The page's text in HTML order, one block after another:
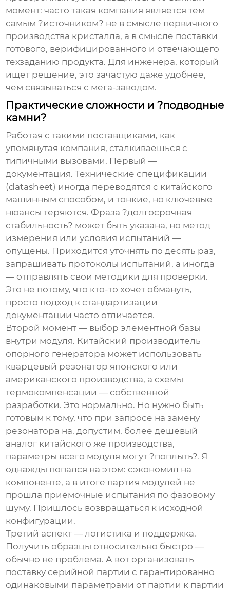
момент: часто такая компания является тем
самым ?источником? не в смысле первичного
производства кристалла, а в смысле поставки
готового, верифицированного и отвечающего
техзаданию продукта. Для инженера, который
ищет решение, это зачастую даже удобнее,
чем связываться с мега-заводом.
Практические сложности и ?подводные
камни?
Работая с такими поставщиками, как
упомянутая компания, сталкиваешься с
типичными вызовами. Первый —
документация. Технические спецификации
(datasheet) иногда переводятся с китайского
машинным способом, и тонкие, но ключевые
нюансы теряются. Фраза ?долгосрочная
стабильность? может быть указана, но метод
измерения или условия испытаний —
опущены. Приходится уточнять по десять раз,
запрашивать протоколы испытаний, а иногда
— отправлять свои методики для проверки.
Это не потому, что кто-то хочет обмануть,
просто подход к стандартизации
документации часто отличается.
Второй момент — выбор элементной базы
внутри модуля. Китайский производитель
опорного генератора может использовать
кварцевый резонатор японского или
американского производства, а схемы
термокомпенсации — собственной
разработки. Это нормально. Но нужно быть
готовым к тому, что при запросе на замену
резонатора на, допустим, более дешёвый
аналог китайского же производства,
параметры всего модуля могут ?поплыть?. Я
однажды попался на этом: сэкономил на
компоненте, а в итоге партия модулей не
прошла приёмочные испытания по фазовому
шуму. Пришлось возвращаться к исходной
конфигурации.
Третий аспект — логистика и поддержка.
Получить образцы относительно быстро —
обычно не проблема. А вот организовать
поставку серийной партии с гарантированно
одинаковыми параметрами от партии к партии